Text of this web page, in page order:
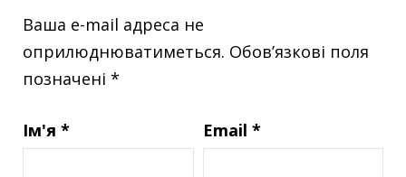
Ваша e-mail адреса не
оприлюднюватиметься. Обов’язкові поля
позначені *
Ім'я * Email *